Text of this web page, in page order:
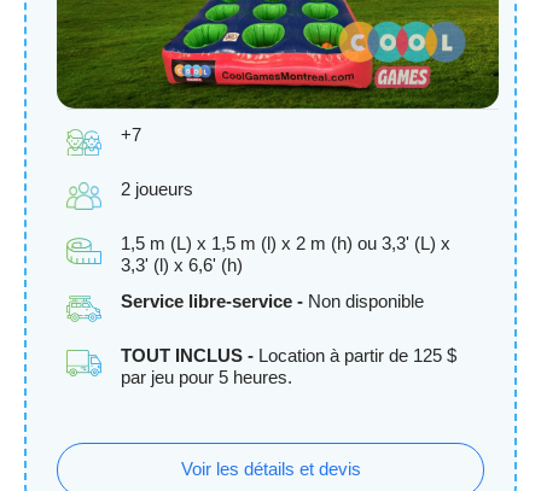
+7
2 joueurs
1,5 m (L) x 1,5 m (l) x 2 m (h) ou 3,3' (L) x
3,3' (l) x 6,6' (h)
Service libre-service - Non disponible
TOUT INCLUS - Location à partir de 125 $
par jeu pour 5 heures.
Voir les détails et devis